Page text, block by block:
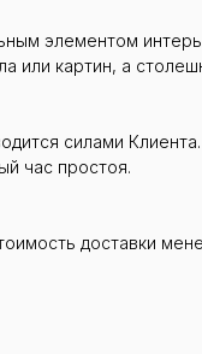
элементом
картин, а
силами Клиента.
час простоя.
доставки